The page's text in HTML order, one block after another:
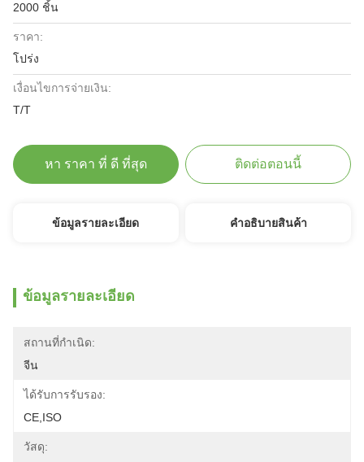
2000 ชิ้น
ราคา:
โปร่ง
เงื่อนไขการจ่ายเงิน:
T/T
หา ราคา ที่ ดี ที่สุด ติดต่อตอนนี้
ข้อมูลรายละเอียด คําอธิบายสินค้า
ข้อมูลรายละเอียด
สถานที่กำเนิด:
จีน
ได้รับการรับรอง:
CE,ISO
วัสดุ: